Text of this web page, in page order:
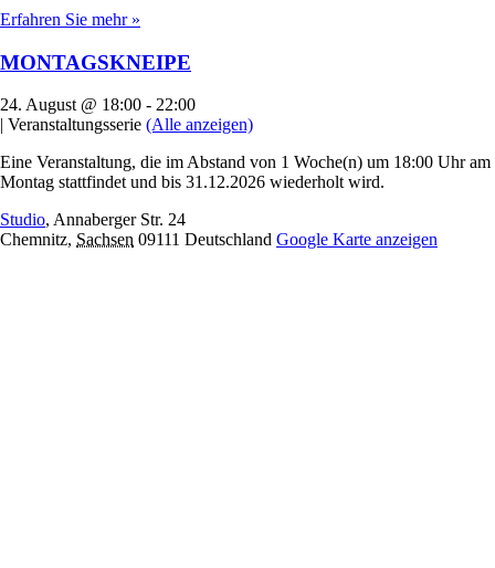
Erfahren Sie mehr »
MONTAGSKNEIPE
24. August @ 18:00 - 22:00
| Veranstaltungsserie (Alle anzeigen)
Eine Veranstaltung, die im Abstand von 1 Woche(n) um 18:00 Uhr am
Montag stattfindet und bis 31.12.2026 wiederholt wird.
Studio, Annaberger Str. 24
Chemnitz, Sachsen 09111 Deutschland Google Karte anzeigen